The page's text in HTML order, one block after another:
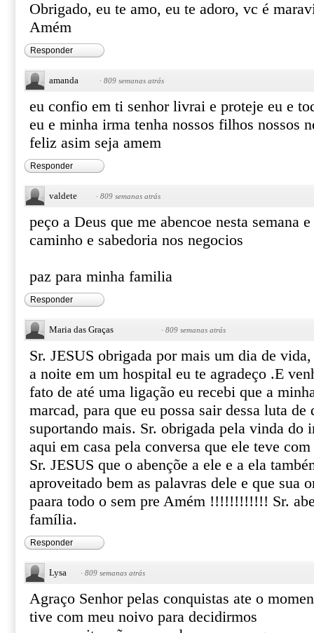
Obrigado, eu te amo, eu te adoro, vc é
Amém
Responder
amanda · 809 semanas atrás
eu confio em ti senhor livrai e proteje eu e
eu e minha irma tenha nossos filhos nossos
feliz asim seja amem
Responder
valdete · 809 semanas atrás
peço a Deus que me abencoe nesta semana
caminho e sabedoria nos negocios
paz para minha familia
Responder
Maria das Graças · 809 semanas atrás
Sr. JESUS obrigada por mais um dia de vida,
a noite em um hospital eu te agradeço .E
fato de até uma ligação eu recebi que a
marcad, para que eu possa sair dessa luta de
suportando mais. Sr. obrigada pela vinda do
aqui em casa pela conversa que ele teve
Sr. JESUS que o abençõe a ele e a ela
aproveitado bem as palavras dele e que sua
paara todo o sem pre Amém !!!!!!!!!!!! Sr.
família.
Responder
Lysa · 809 semanas atrás
Agraço Senhor pelas conquistas ate o
tive com meu noivo para decidirmos